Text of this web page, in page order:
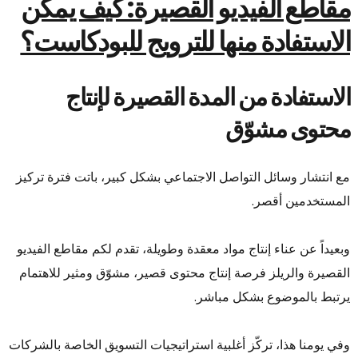
مقاطع الفيديو القصيرة: كيف يمكن
الاستفادة منها للترويج للبودكاست؟
الاستفادة من المدة القصيرة لإنتاج
محتوى مشوّق
مع انتشار وسائل التواصل الاجتماعي بشكل كبير، باتت فترة تركيز
المستخدمين أقصر.
وبعيداً عن عناء إنتاج مواد معقدة وطويلة، تقدم لكم مقاطع الفيديو
القصيرة والريلز فرصة إنتاج محتوى قصير، مشوّق ومثير للاهتمام
يرتبط بالموضوع بشكل مباشر.
وفي يومنا هذا، تركّز أغلبية استراتيجيات التسويق الخاصة بالشركات